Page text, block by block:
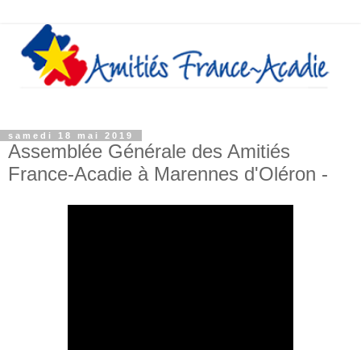
samedi 18 mai 2019
Assemblée Générale des Amitiés
France-Acadie à Marennes d'Oléron -